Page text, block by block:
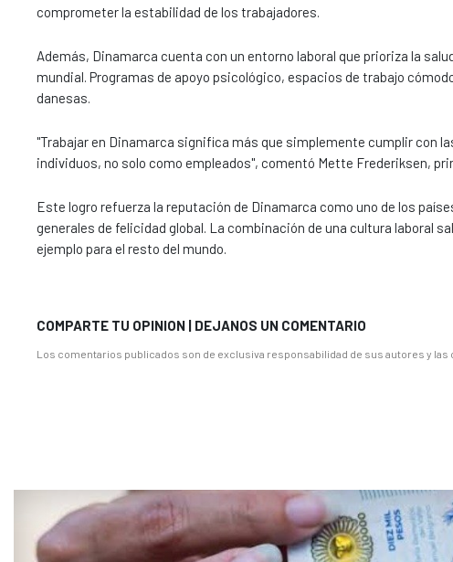
comprometer la estabilidad de los trabajadores.
Además, Dinamarca cuenta con un entorno laboral que prioriza la
mundial. Programas de apoyo psicológico, espacios de trabajo
danesas.
"Trabajar en Dinamarca significa más que simplemente cumplir con
individuos, no solo como empleados", comentó Mette Frederiksen,
Este logro refuerza la reputación de Dinamarca como uno de los
generales de felicidad global. La combinación de una cultura laboral
ejemplo para el resto del mundo.
COMPARTE TU OPINION | DEJANOS UN COMENTARIO
Los comentarios publicados son de exclusiva responsabilidad de sus autores y